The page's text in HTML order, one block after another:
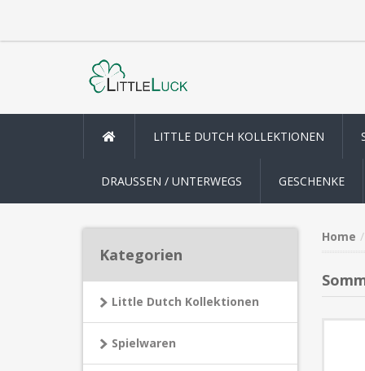
LITTLE DUTCH KOLLEKTIONEN
DRAUSSEN / UNTERWEGS GESCHENKE
Kategorien
Little Dutch Kollektionen
Spielwaren
Home